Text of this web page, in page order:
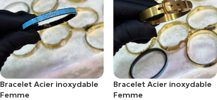
Bracelet Acier inoxydable
Femme
Bracelet Acier inoxydable
Femme